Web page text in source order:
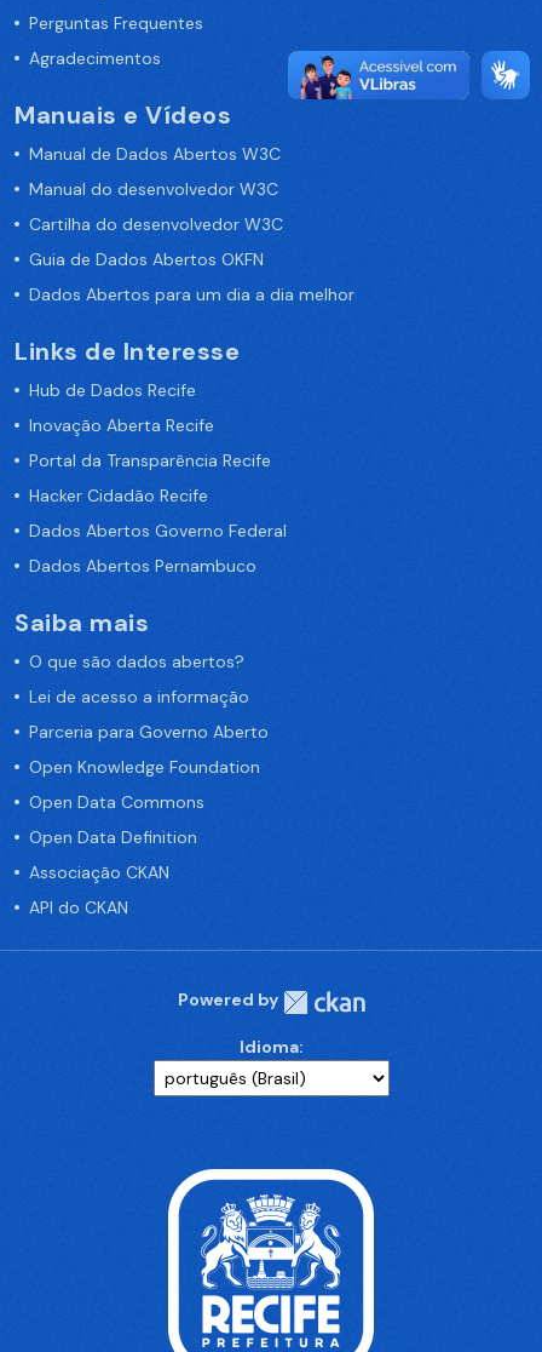
Perguntas Frequentes
Agradecimentos
Manuais e Vídeos
Manual de Dados Abertos W3C
Manual do desenvolvedor W3C
Cartilha do desenvolvedor W3C
Guia de Dados Abertos OKFN
Dados Abertos para um dia a dia melhor
Links de Interesse
Hub de Dados Recife
Inovação Aberta Recife
Portal da Transparência Recife
Hacker Cidadão Recife
Dados Abertos Governo Federal
Dados Abertos Pernambuco
Saiba mais
O que são dados abertos?
Lei de acesso a informação
Parceria para Governo Aberto
Open Knowledge Foundation
Open Data Commons
Open Data Definition
Associação CKAN
API do CKAN
Powered by
Idioma